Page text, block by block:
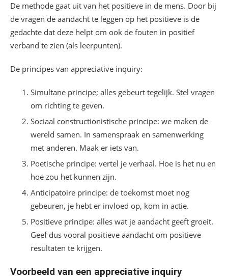
De methode gaat uit van het positieve in de mens. Door bij
de vragen de aandacht te leggen op het positieve is de
gedachte dat deze helpt om ook de fouten in positief
verband te zien (als leerpunten).
De principes van appreciative inquiry:
Simultane principe; alles gebeurt tegelijk. Stel vragen
om richting te geven.
Sociaal constructionistische principe: we maken de
wereld samen. In samenspraak en samenwerking
met anderen. Maak er iets van.
Poetische principe: vertel je verhaal. Hoe is het nu en
hoe zou het kunnen zijn.
Anticipatoire principe: de toekomst moet nog
gebeuren, je hebt er invloed op, kom in actie.
Positieve principe: alles wat je aandacht geeft groeit.
Geef dus vooral positieve aandacht om positieve
resultaten te krijgen.
Voorbeeld van een appreciative inquiry